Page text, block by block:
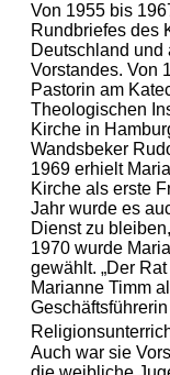
Von 1955 bis
Rundbriefes des
Deutschland und
Vorstandes. Von
Pastorin am
Theologischen
Kirche in
Wandsbeker
1969 erhielt
Kirche als erste
Jahr wurde es
Dienst zu
1970 wurde
gewählt. „Der
Marianne Timm
Auch war sie